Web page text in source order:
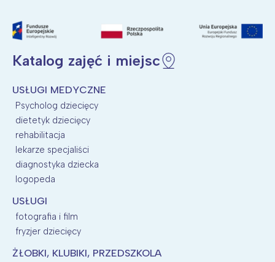
Katalog zajęć i miejsc
USŁUGI MEDYCZNE
Psycholog dziecięcy
dietetyk dziecięcy
rehabilitacja
lekarze specjaliści
diagnostyka dziecka
logopeda
USŁUGI
fotografia i film
fryzjer dziecięcy
ŻŁOBKI, KLUBIKI, PRZEDSZKOLA